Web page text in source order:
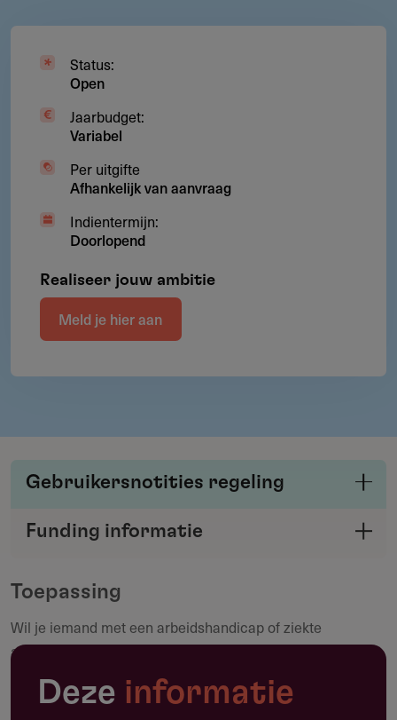
Status:
Open
Jaarbudget:
Variabel
Per uitgifte
Afhankelijk van aanvraag
Indientermijn:
Doorlopend
Realiseer jouw ambitie
Meld je hier aan
Toepassing
Wil je iemand met een arbeidshandicap of ziekte
aannemen? Dan kun je gebruikmaken van de no-riskpolis.
De no-riskpolis is een regeling die geldt als je een
werknemer met een ziekte of handicap in dienst neemt.
Gebruikersnotities regeling
verstrekker met de Fondswervingonline
Maak een notitie
Funding informatie
Deze informatie